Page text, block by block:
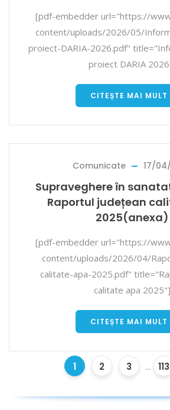
[pdf-embedder url="https://
content/uploads/2026/05/
proiect-DARIA-2026.pdf"
proiect DARIA
CITEȘTE MAI MULT
Comunicate 17/
Supraveghere în
Raportul județean
2025(anexa)
[pdf-embedder url="https://
content/uploads/2026/04/
calitate-apa-2025.pdf"
calitate apa 2025"]
CITEȘTE MAI MULT
1 2 3 ... 113